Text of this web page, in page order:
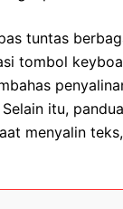
tuntas
tombol
itu,
menyalin